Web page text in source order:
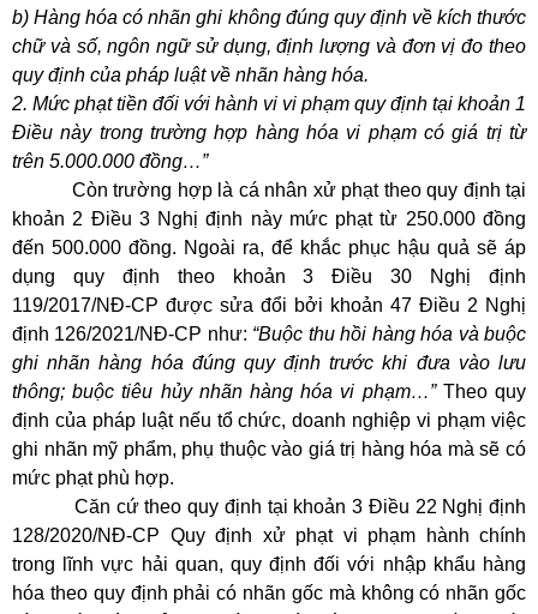
b) Hàng hóa có nhãn ghi không đúng quy định về kích thước
chữ và số, ngôn ngữ sử dụng, định lượng và đơn vị đo theo
quy định của pháp luật về nhãn hàng hóa.
2. Mức phạt tiền đối với hành vi vi phạm quy định tại khoản 1
Điều này trong trường hợp hàng hóa vi phạm có giá trị từ
trên 5.000.000 đồng…”
Còn trường hợp là cá nhân xử phạt theo quy định tại
khoản 2 Điều 3 Nghị định này mức phạt từ 250.000 đồng
đến 500.000 đồng. Ngoài ra, để khắc phục hậu quả sẽ áp
dụng quy định theo khoản 3 Điều 30 Nghị định
119/2017/NĐ-CP được sửa đổi bởi khoản 47 Điều 2 Nghị
định 126/2021/NĐ-CP như: “Buộc thu hồi hàng hóa và buộc
ghi nhãn hàng hóa đúng quy định trước khi đưa vào lưu
thông; buộc tiêu hủy nhãn hàng hóa vi phạm…”Theo quy
định của pháp luật nếu tổ chức, doanh nghiệp vi phạm việc
ghi nhãn mỹ phẩm, phụ thuộc vào giá trị hàng hóa mà sẽ có
mức phạt phù hợp.
Căn cứ theo quy định tại khoản 3 Điều 22 Nghị định
128/2020/NĐ-CP Quy định xử phạt vi phạm hành chính
trong lĩnh vực hải quan, quy định đối với nhập khẩu hàng
hóa theo quy định phải có nhãn gốc mà không có nhãn gốc